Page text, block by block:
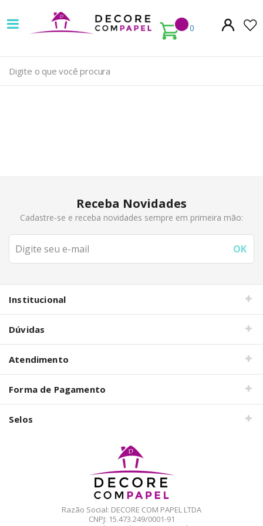
0
Decore
com
papel
é
Papel
de
Parede
pela
Internet
Receba Novidades
Cadastre-se e receba novidades sempre em primeira mão:
Institucional
Dúvidas
Atendimento
Forma de Pagamento
Selos
Razão Social: DECORE COM PAPEL LTDA
CNPJ: 15.473.249/0001-91